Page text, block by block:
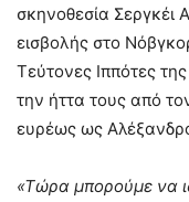
σκηνοθεσία Σεργκέι
εισβολής στο
Τεύτονες Ιππότες
την ήττα τους από
ευρέως ως
«Τώρα μπορούμε να